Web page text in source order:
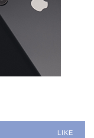
LIKE